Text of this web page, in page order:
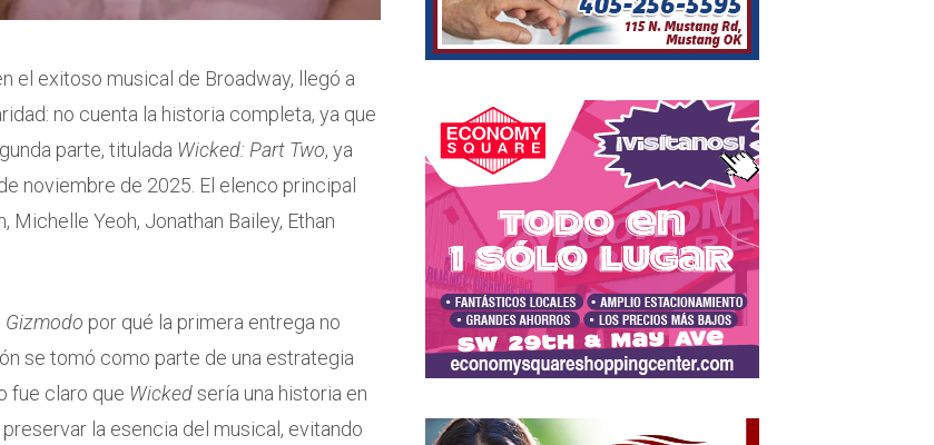
el exitoso musical de Broadway, llegó a
no cuenta la historia completa, ya que
parte, titulada Wicked: Part Two, ya
noviembre de 2025. El elenco principal
Michelle Yeoh, Jonathan Bailey, Ethan
Gizmodo por qué la primera entrega no
se tomó como parte de una estrategia
fue claro que Wickedsería una historia en
la esencia del musical, evitando